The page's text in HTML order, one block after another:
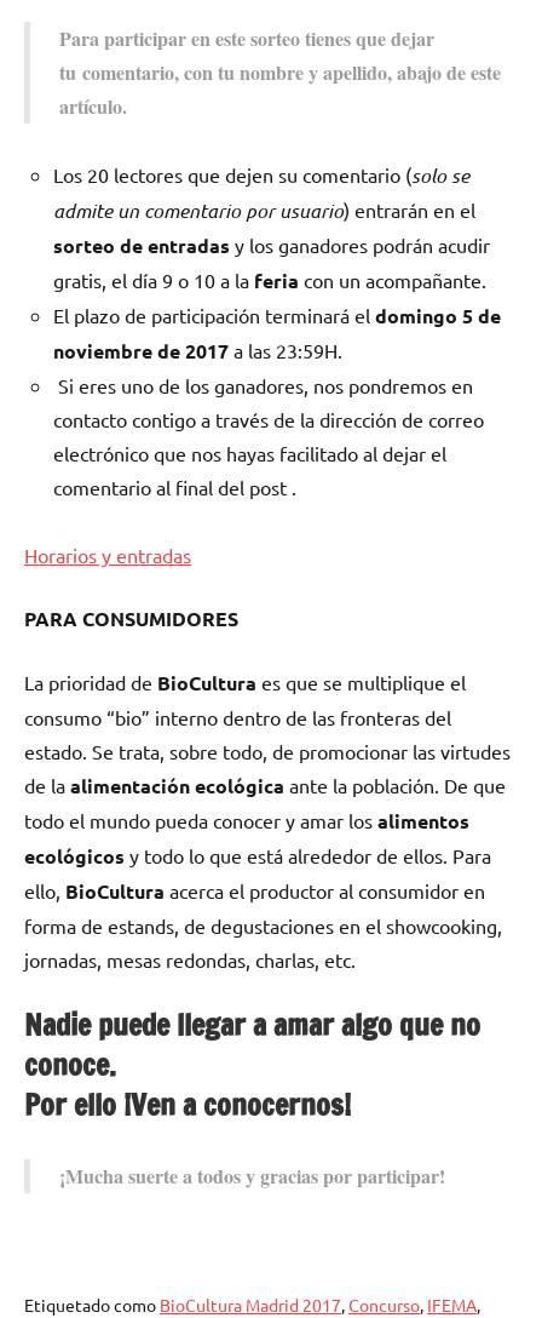
Para participar en este sorteo tienes que dejar
tu comentario, con tu nombre y apellido, abajo de este
artículo.
Los 20 lectores que dejen su comentario (solo se
admite un comentario por usuario) entrarán en el
sorteo de entradas y los ganadores podrán acudir
gratis, el día 9 o 10 a la feria con un acompañante.
El plazo de participación terminará el domingo 5 de
noviembre de 2017 a las 23:59H.
Si eres uno de los ganadores, nos pondremos en
contacto contigo a través de la dirección de correo
electrónico que nos hayas facilitado al dejar el
comentario al final del post .
Horarios y entradas
PARA CONSUMIDORES
La prioridad de BioCultura es que se multiplique el
consumo “bio” interno dentro de las fronteras del
estado. Se trata, sobre todo, de promocionar las virtudes
de la alimentación ecológica ante la población. De que
todo el mundo pueda conocer y amar los alimentos
ecológicos y todo lo que está alrededor de ellos. Para
ello, BioCultura acerca el productor al consumidor en
forma de estands, de degustaciones en el showcooking,
jornadas, mesas redondas, charlas, etc.
Nadie puede llegar a amar algo que no
conoce.
Por ello ¡Ven a conocernos!
¡Mucha suerte a todos y gracias por participar!
Etiquetado como BioCultura Madrid 2017,Concurso, IFEMA,